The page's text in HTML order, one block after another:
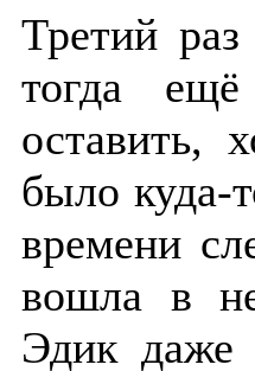
Третий
тогда
оставить,
было куда-
времени
вошла в
Эдик даже